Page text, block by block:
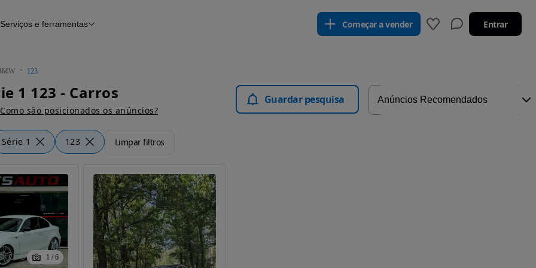
Histórico do veículo
Serviços e ferramentas Começar a vender Entrar
123
1 123 - Carros
Como são posicionados os anúncios?
Guardar pesquisa
Série 1 123 Limpar filtros
1 / 6